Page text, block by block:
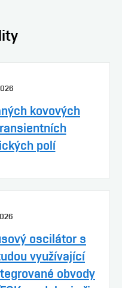
kovových
polí
oscilátor s
využívající
obvody